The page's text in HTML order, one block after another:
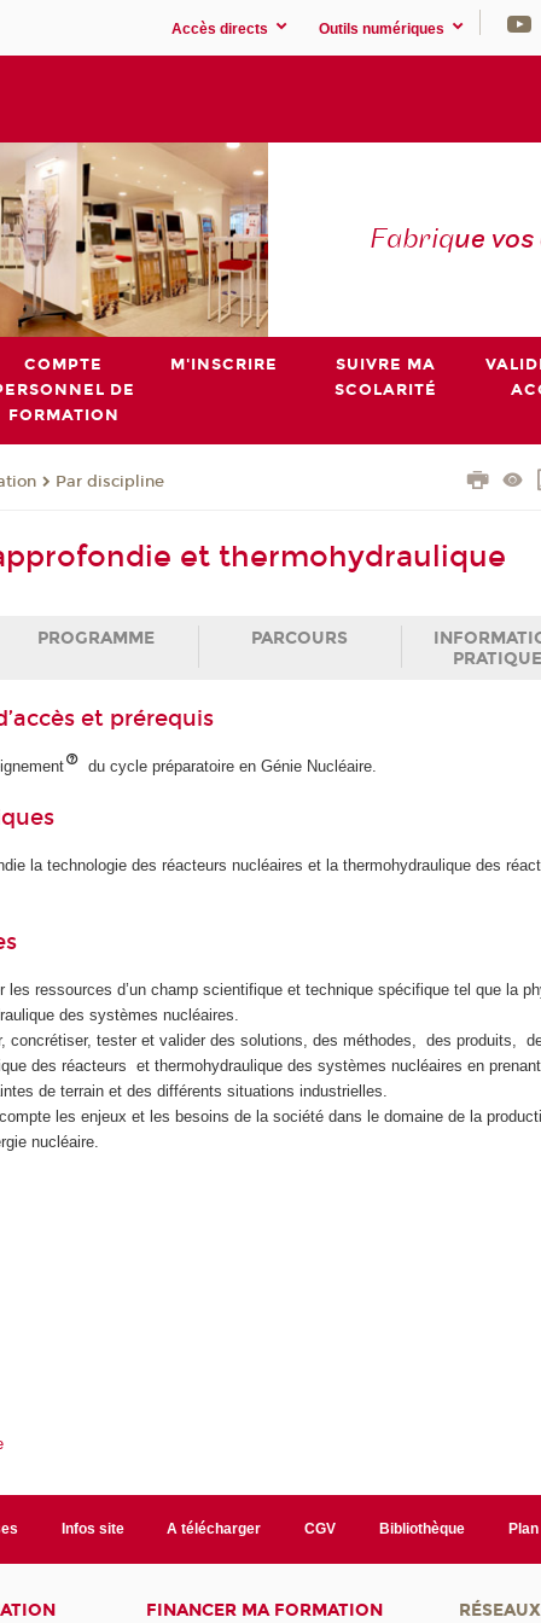
Accès directs Outils numériques
Fabrique
COMPTE
DE
FORMATION
M'INSCRIRE
SUIVRE MA
SCOLARITÉ
Par discipline
et thermohydraulique
PROGRAMME PARCOURS
et prérequis
du cycle préparatoire en Génie Nucléaire.
la technologie des réacteurs nucléaires et la thermohydraulique des
les ressources d’un champ scientifique et technique spécifique tel que la
des systèmes nucléaires.
concrétiser, tester et valider des solutions, des méthodes, des produits,
des réacteurs et thermohydraulique des systèmes nucléaires en
de terrain et des différents situations industrielles.
les enjeux et les besoins de la société dans le domaine de la
nucléaire.
Infos site A télécharger CGV Bibliothèque
FINANCER MA FORMATION